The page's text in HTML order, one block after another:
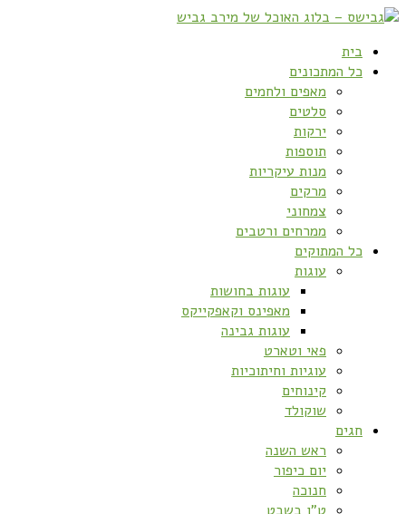
בית
כל המתכונים
מאפים ולחמים
סלטים
ירקות
תוספות
מנות עיקריות
מרקים
צמחוני
ממרחים ורטבים
כל המתוקים
עוגות
עוגות בחושות
מאפינס וקאפקייקס
עוגות גבינה
פאי וטארט
עוגיות וחיתוכיות
קינוחים
שוקולד
חגים
ראש השנה
יום כיפור
חנוכה